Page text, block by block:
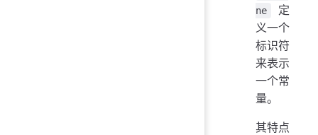
ne
定
义一个
标识符
来表示
一个常
量。
其特点